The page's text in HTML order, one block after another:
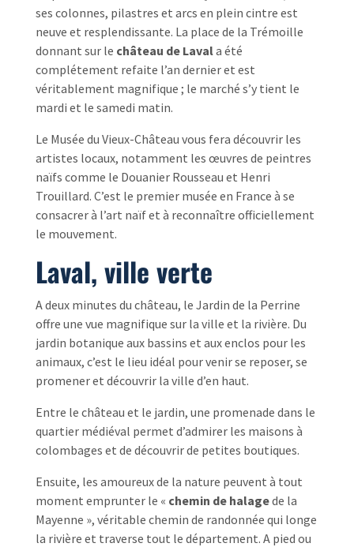
ses colonnes, pilastres et arcs en plein cintre est
neuve et resplendissante. La place de la Trémoille
donnant sur le château de Lavala été
complétement refaite l’an dernier et est
véritablement magnifique ; le marché s’y tient le
mardi et le samedi matin.
Le Musée du Vieux-Château vous fera découvrir les
artistes locaux, notamment les œuvres de peintres
naïfs comme le Douanier Rousseau et Henri
Trouillard. C’est le premier musée en France à se
consacrer à l’art naïf et à reconnaître officiellement
le mouvement.
Laval, ville verte
A deux minutes du château, le Jardin de la Perrine
offre une vue magnifique sur la ville et la rivière. Du
jardin botanique aux bassins et aux enclos pour les
animaux, c’est le lieu idéal pour venir se reposer, se
promener et découvrir la ville d’en haut.
Entre le château et le jardin, une promenade dans le
quartier médiéval permet d’admirer les maisons à
colombages et de découvrir de petites boutiques.
Ensuite, les amoureux de la nature peuvent à tout
moment emprunter le « chemin de halagede la
Mayenne », véritable chemin de randonnée qui longe
la rivière et traverse tout le département. A pied ou